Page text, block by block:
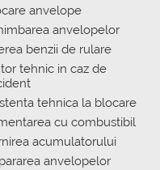
anvelope
anvelopelor
benzii de rulare
tehnic in caz de
tehnica la blocare
cu combustibil
acumulatorului
anvelopelor